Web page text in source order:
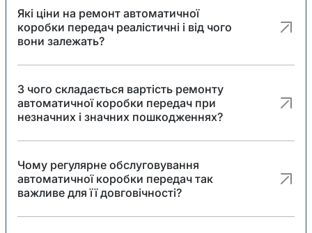
Які ціни на ремонт автоматичної
коробки передач реалістичні і від чого
вони залежать?
З чого складається вартість ремонту
автоматичної коробки передач при
незначних і значних пошкодженнях?
Чому регулярне обслуговування
автоматичної коробки передач так
важливе для її довговічності?